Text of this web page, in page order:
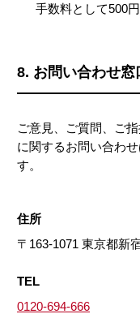
手数料として500
8. お問い合わせ窓
ご意見、ご質問、ご
に関するお問い合わ
す。
住所
〒163-1071 東京都新
TEL
0120-694-666